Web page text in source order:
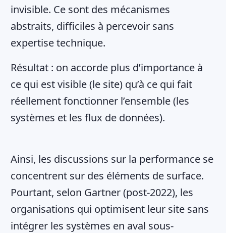
invisible. Ce sont des mécanismes
abstraits, difficiles à percevoir sans
expertise technique.
Résultat : on accorde plus d’importance à
ce qui est visible (le site) qu’à ce qui fait
réellement fonctionner l’ensemble (les
systèmes et les flux de données).
Ainsi, les discussions sur la performance se
concentrent sur des éléments de surface.
Pourtant, selon Gartner (post-2022), les
organisations qui optimisent leur site sans
intégrer les systèmes en aval sous-